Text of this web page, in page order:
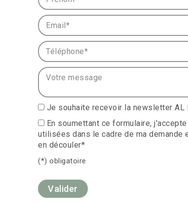
Email* :
Téléphone* :
Votre message :
Je souhaite recevoir la newsletter AL
En soumettant ce formulaire,
utilisées dans le cadre de ma demande
en découler*
(*) obligatoire